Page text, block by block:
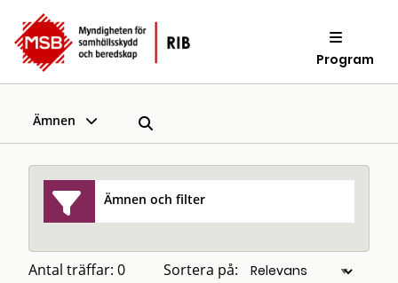
Program
Ämnen
Ämnen och filter
Antal träffar: 0 Sortera på: